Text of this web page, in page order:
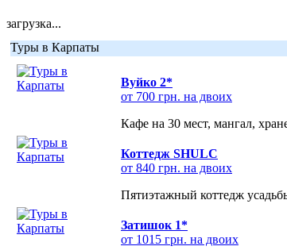
загрузка...
Туры в Карпаты
Вуйко 2*
от 700 грн. на двоих
Кафе на 30 мест, мангал,
Коттедж SHULC
от 840 грн. на двоих
Пятиэтажный коттедж
Затишок 1*
от 1015 грн. на двоих